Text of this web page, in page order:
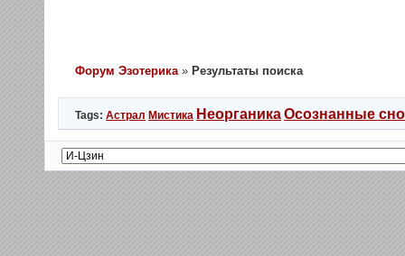
Форум Эзотерика » Результаты поиска
Tags: Астрал Мистика НеорганикаОсознанные